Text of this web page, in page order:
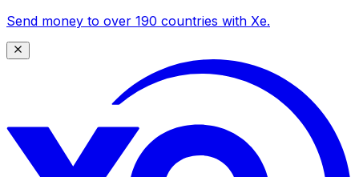
Send money to over 190 countries with Xe.